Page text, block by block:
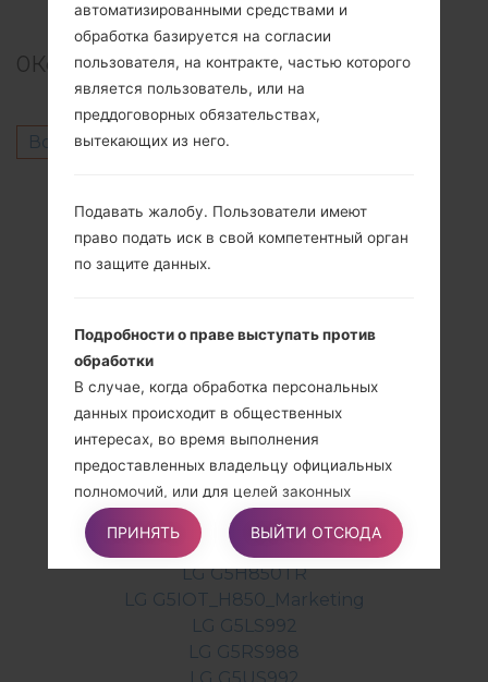
0Комментарии
Войдитечтобы оставить комментарий.
LG G5AS992
LG G5F700K
LG G5H820
LG G5H820PR
LG G5H830
LG G5H830GD
LG G5H830SV
LG G5H850
LG G5H850AR
LG G5H850K
LG G5H850TR
LG G5IOT_H850_Marketing
LG G5LS992
LG G5RS988
автоматизированными средствами и
обработка базируется на согласии
пользователя, на контракте, частью которого
является пользователь, или на
преддоговорных обязательствах,
вытекающих из него.
Подавать жалобу. Пользователи имеют
право подать иск в свой компетентный орган
по защите данных.
Подробности о праве выступать против
обработки
В случае, когда обработка персональных
данных происходит в общественных
интересах, во время выполнения
предоставленных владельцу официальных
полномочий, или для целей законных
интересов владельца, пользователи могут
выступать против такой обработки,
предоставляя основание, связанное с их
конкретной ситуацией, чтобы обосновать
такое возражение.
ПРИНЯТЬ ВЫЙТИ ОТСЮДА